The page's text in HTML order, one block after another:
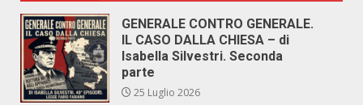
GENERALE CONTRO GENERALE.
IL CASO DALLA CHIESA – di
Isabella Silvestri. Seconda
parte
25 Luglio 2026